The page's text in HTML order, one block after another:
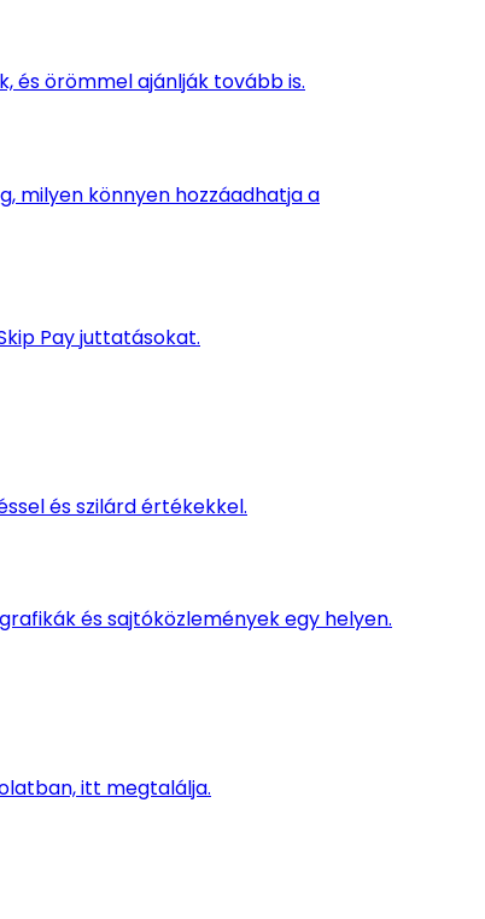
és örömmel ajánlják tovább is.
milyen könnyen hozzáadhatja a
Pay juttatásokat.
és szilárd értékekkel.
és sajtóközlemények egy helyen.
itt megtalálja.